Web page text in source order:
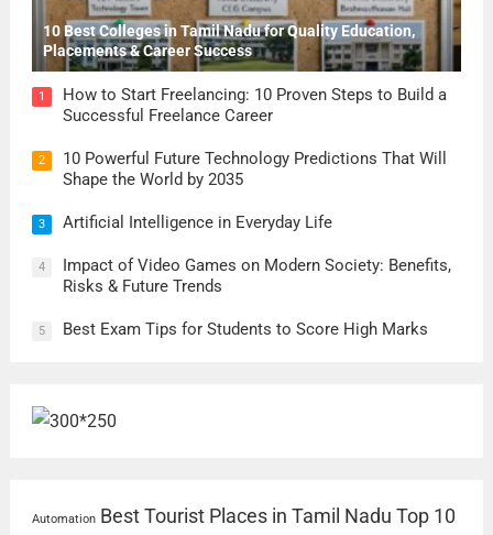
10 Best Colleges in Tamil Nadu for Quality Education,
Placements & Career Success
1
How to Start Freelancing: 10 Proven Steps to Build a
Successful Freelance Career
2
10 Powerful Future Technology Predictions That Will
Shape the World by 2035
3 Artificial Intelligence in Everyday Life
4
Impact of Video Games on Modern Society: Benefits,
Risks & Future Trends
5 Best Exam Tips for Students to Score High Marks
Automation Best Tourist Places in Tamil Nadu Top 10